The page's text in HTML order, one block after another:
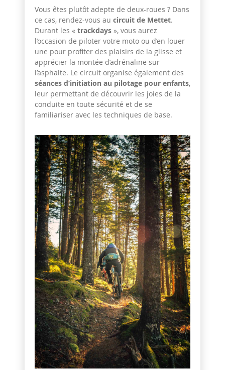
Vous êtes plutôt adepte de deux-roues ? Dans
ce cas, rendez-vous au circuit de Mettet.
Durant les « trackdays », vous aurez
l’occasion de piloter votre moto ou d’en louer
une pour profiter des plaisirs de la glisse et
apprécier la montée d’adrénaline sur
l’asphalte. Le circuit organise également des
séances d’initiation au pilotage pour enfants,
leur permettant de découvrir les joies de la
conduite en toute sécurité et de se
familiariser avec les techniques de base.